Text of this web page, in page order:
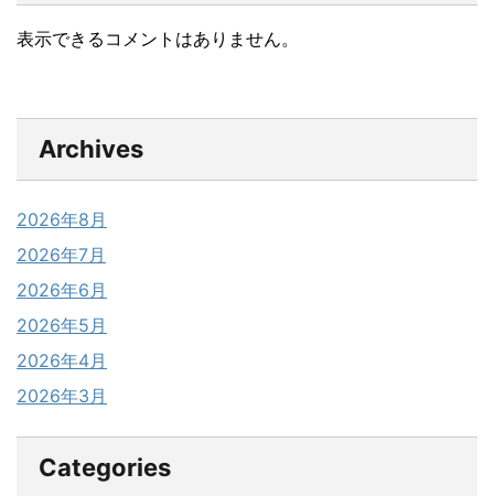
表示できるコメントはありません。
Archives
2026年8月
2026年7月
2026年6月
2026年5月
2026年4月
2026年3月
Categories